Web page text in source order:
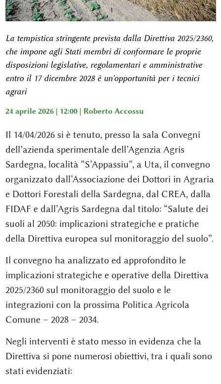
La tempistica stringente prevista dalla Direttiva 2025/2360,
che impone agli Stati membri di conformare le proprie
disposizioni legislative, regolamentari e amministrative
entro il 17 dicembre 2028 è un'opportunità per i tecnici
agrari
24 aprile 2026 | 12:00 | Roberto Accossu
Il 14/04/2026 si è tenuto, presso la sala Convegni
dell’azienda sperimentale dell’Agenzia Agris
Sardegna, località “S’Appassiu”, a Uta, il convegno
organizzato dall’Associazione dei Dottori in Agraria
e Dottori Forestali della Sardegna, dal CREA, dalla
FIDAF e dall’Agris Sardegna dal titolo: “Salute dei
suoli al 2050: implicazioni strategiche e pratiche
della Direttiva europea sul monitoraggio del suolo”.
Il convegno ha analizzato ed approfondito le
implicazioni strategiche e operative della Direttiva
2025/2360 sul monitoraggio del suolo e le
integrazioni con la prossima Politica Agricola
Comune – 2028 – 2034.
Negli interventi è stato messo in evidenza che la
Direttiva si pone numerosi obiettivi, tra i quali sono
stati evidenziati: